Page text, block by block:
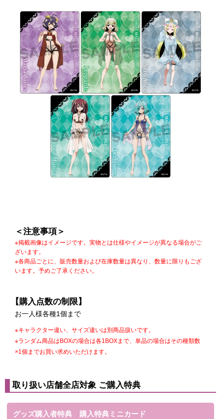
＜注意事項＞
※掲載画像はイメージです。実物とは仕様やイメージが異なる場合がご
ざいます。
※各商品ごとに、販売数量および在庫数量は異なり、数量に限りもござ
います。予めご了承ください。
【購入点数の制限】
お一人様各種1個まで
※キャラクター違い、サイズ違いは別商品扱いです。
※ランダム商品はBOXの場合は各1BOXまで、単品の場合はその種類数
×1個までお買い求めいただけます。
取り扱い店舗全店対象 ご購入特典
グッズ購入者特典 購入特典ミニカード